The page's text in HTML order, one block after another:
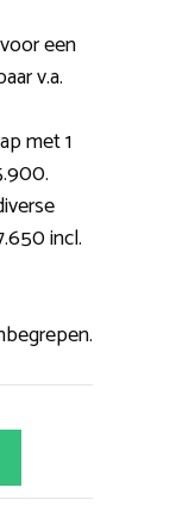
een
v.a.
met 1
incl.